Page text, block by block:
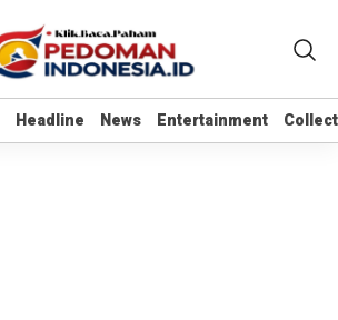
Headline News Entertainment
Headline News Entertainment